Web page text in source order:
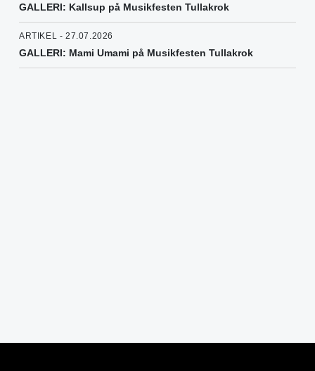
GALLERI: Kallsup på Musikfesten Tullakrok
ARTIKEL - 27.07.2026
GALLERI: Mami Umami på Musikfesten Tullakrok